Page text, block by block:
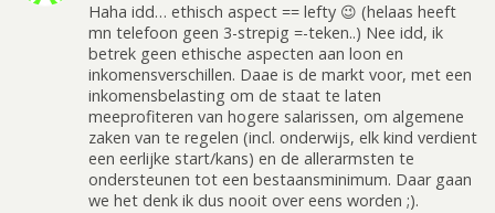
Haha idd… ethisch aspect == lefty 😉 (helaas heeft
mn telefoon geen 3-strepig =-teken..) Nee idd, ik
betrek geen ethische aspecten aan loon en
inkomensverschillen. Daae is de markt voor, met een
inkomensbelasting om de staat te laten
meeprofiteren van hogere salarissen, om algemene
zaken van te regelen (incl. onderwijs, elk kind verdient
een eerlijke start/kans) en de allerarmsten te
ondersteunen tot een bestaansminimum. Daar gaan
we het denk ik dus nooit over eens worden ;).